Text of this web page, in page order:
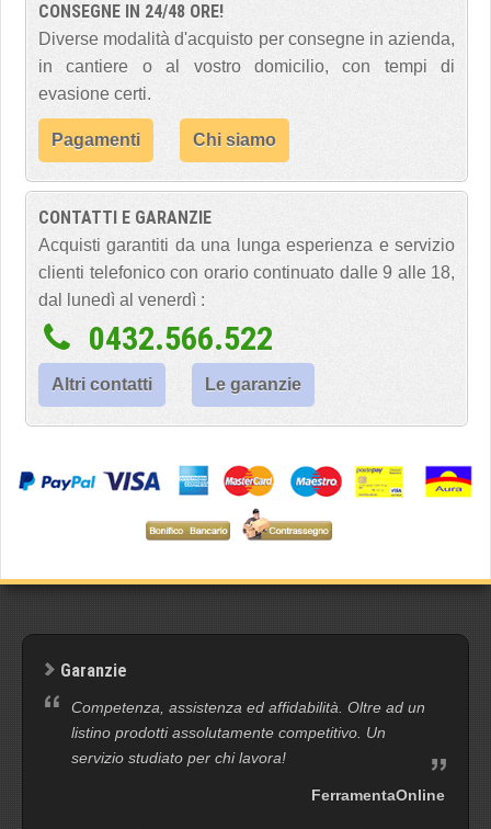
CONSEGNE IN 24/48 ORE!
Diverse modalità d'acquisto per consegne in azienda,
in cantiere o al vostro domicilio, con tempi di
evasione certi.
Pagamenti Chi siamo
CONTATTI E GARANZIE
Acquisti garantiti da una lunga esperienza e servizio
clienti telefonico con orario continuato dalle 9 alle 18,
dal lunedì al venerdì :
0432.566.522
Altri contatti Le garanzie
Garanzie
Competenza, assistenza ed affidabilità. Oltre ad un
listino prodotti assolutamente competitivo. Un
servizio studiato per chi lavora!
FerramentaOnline